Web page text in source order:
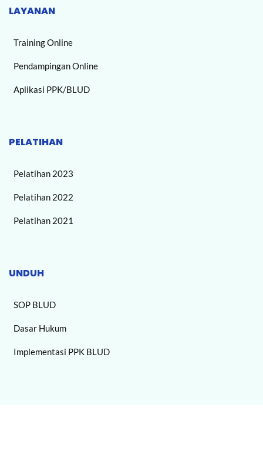
LAYANAN
Training Online
Pendampingan Online
Aplikasi PPK/BLUD
PELATIHAN
Pelatihan 2023
Pelatihan 2022
Pelatihan 2021
UNDUH
SOP BLUD
Dasar Hukum
Implementasi PPK BLUD